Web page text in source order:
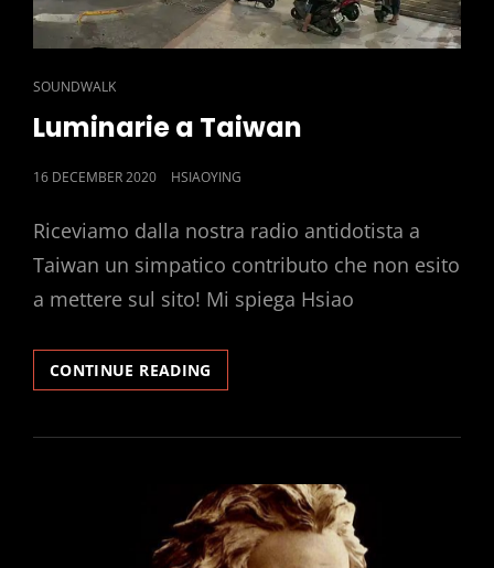
CAT
LINKS
SOUNDWALK
Luminarie a Taiwan
POSTED
16 DECEMBER 2020 HSIAOYING
Riceviamo dalla nostra radio antidotista a
Taiwan un simpatico contributo che non esito
a mettere sul sito! Mi spiega Hsiao
CONTINUE READING
A